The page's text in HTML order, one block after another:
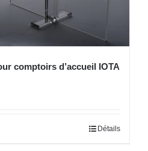
comptoirs d’accueil IOTA
Détails